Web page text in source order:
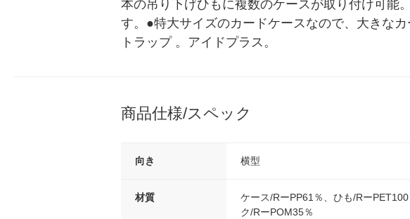
本の吊り下げひもに複数のケースが取り付け可能
す。●特大サイズのカードケースなので、大きな
トラップ 。アイドプラス。
商品仕様/スペック
向き 横型
材質
ケース/RーPP61％、ひも/RーPET100
ク/RーPOM35％